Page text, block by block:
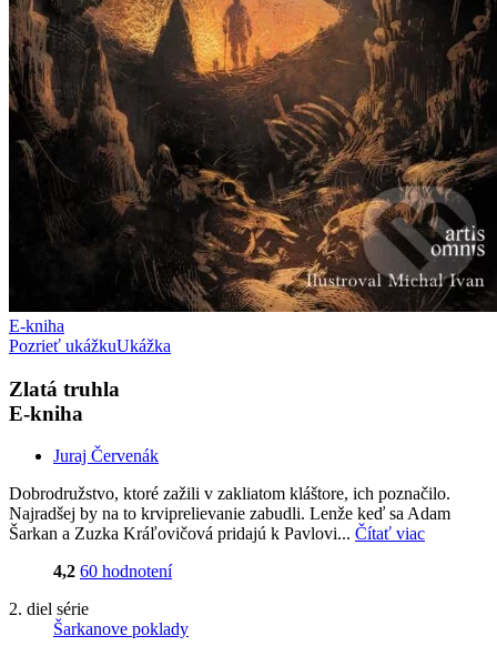
E-kniha
Pozrieť ukážkuUkážka
Zlatá truhla
E-kniha
Juraj Červenák
Dobrodružstvo, ktoré zažili v zakliatom kláštore, ich poznačilo.
Najradšej by na to krviprelievanie zabudli. Lenže keď sa Adam
Šarkan a Zuzka Kráľovičová pridajú k Pavlovi... Čítať viac
4,2 60 hodnotení
2. diel série
Šarkanove poklady